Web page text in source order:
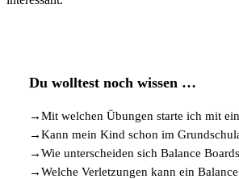
Du wolltest noch wissen …
→Mit welchen Übungen starte ich mit
→Kann mein Kind schon im
→Wie unterscheiden sich Balance
→Welche Verletzungen kann ein